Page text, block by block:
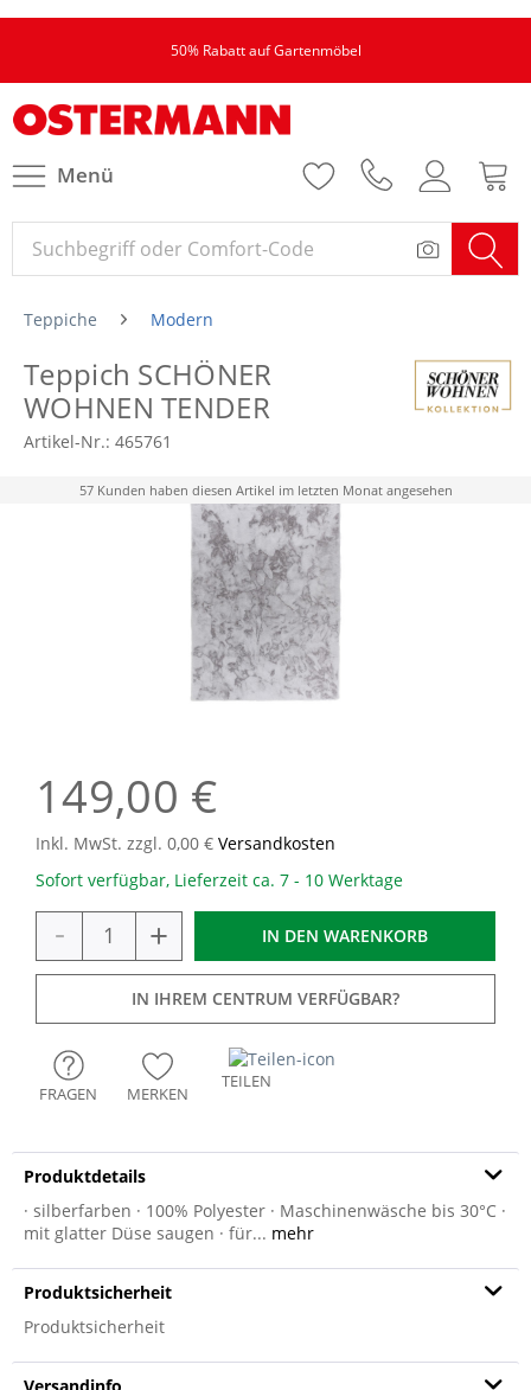
50% Rabatt auf Gartenmöbel
Menü
Teppiche Modern
Teppich SCHÖNER
WOHNEN TENDER
Artikel-Nr.: 465761
57 Kunden haben diesen Artikel im letzten Monat angesehen
149,00 €
Inkl. MwSt. zzgl. 0,00 € Versandkosten
Sofort verfügbar, Lieferzeit ca. 7 - 10 Werktage
- + IN DEN WARENKORB
IN IHREM CENTRUM VERFÜGBAR?
FRAGEN MERKEN
TEILEN
Produktdetails
· silberfarben · 100% Polyester · Maschinenwäsche bis 30°C ·
mit glatter Düse saugen · für... mehr
Produktsicherheit
Produktsicherheit